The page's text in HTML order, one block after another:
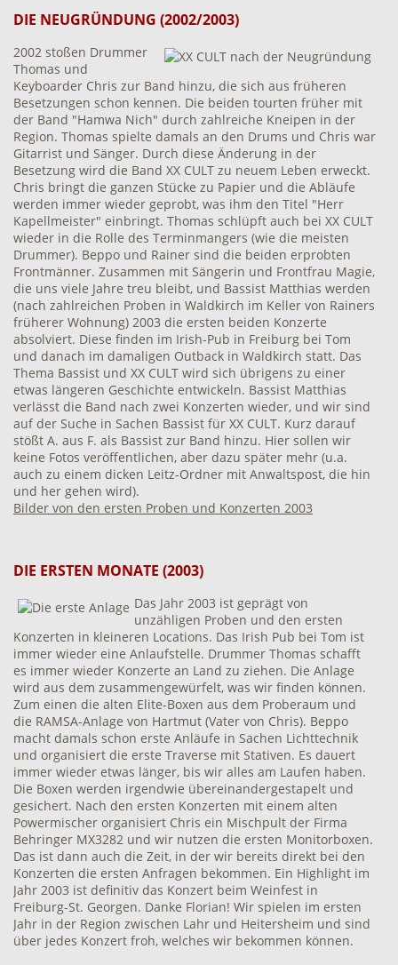
DIE NEUGRÜNDUNG (2002/2003)
2002 stoßen Drummer
Thomas und
Keyboarder Chris zur Band hinzu, die sich aus früheren
Besetzungen schon kennen. Die beiden tourten früher mit
der Band "Hamwa Nich" durch zahlreiche Kneipen in der
Region. Thomas spielte damals an den Drums und Chris war
Gitarrist und Sänger. Durch diese Änderung in der
Besetzung wird die Band XX CULT zu neuem Leben erweckt.
Chris bringt die ganzen Stücke zu Papier und die Abläufe
werden immer wieder geprobt, was ihm den Titel "Herr
Kapellmeister" einbringt. Thomas schlüpft auch bei XX CULT
wieder in die Rolle des Terminmangers (wie die meisten
Drummer). Beppo und Rainer sind die beiden erprobten
Frontmänner. Zusammen mit Sängerin und Frontfrau Magie,
die uns viele Jahre treu bleibt, und Bassist Matthias werden
(nach zahlreichen Proben in Waldkirch im Keller von Rainers
früherer Wohnung) 2003 die ersten beiden Konzerte
absolviert. Diese finden im Irish-Pub in Freiburg bei Tom
und danach im damaligen Outback in Waldkirch statt. Das
Thema Bassist und XX CULT wird sich übrigens zu einer
etwas längeren Geschichte entwickeln. Bassist Matthias
verlässt die Band nach zwei Konzerten wieder, und wir sind
auf der Suche in Sachen Bassist für XX CULT. Kurz darauf
stößt A. aus F. als Bassist zur Band hinzu. Hier sollen wir
keine Fotos veröffentlichen, aber dazu später mehr (u.a.
auch zu einem dicken Leitz-Ordner mit Anwaltspost, die hin
und her gehen wird).
Bilder von den ersten Proben und Konzerten 2003
DIE ERSTEN MONATE (2003)
Das Jahr 2003 ist geprägt von
unzähligen Proben und den ersten
Konzerten in kleineren Locations. Das Irish Pub bei Tom ist
immer wieder eine Anlaufstelle. Drummer Thomas schafft
es immer wieder Konzerte an Land zu ziehen. Die Anlage
wird aus dem zusammengewürfelt, was wir finden können.
Zum einen die alten Elite-Boxen aus dem Proberaum und
die RAMSA-Anlage von Hartmut (Vater von Chris). Beppo
macht damals schon erste Anläufe in Sachen Lichttechnik
und organisiert die erste Traverse mit Stativen. Es dauert
immer wieder etwas länger, bis wir alles am Laufen haben.
Die Boxen werden irgendwie übereinandergestapelt und
gesichert. Nach den ersten Konzerten mit einem alten
Powermischer organisiert Chris ein Mischpult der Firma
Behringer MX3282 und wir nutzen die ersten Monitorboxen.
Das ist dann auch die Zeit, in der wir bereits direkt bei den
Konzerten die ersten Anfragen bekommen. Ein Highlight im
Jahr 2003 ist definitiv das Konzert beim Weinfest in
Freiburg-St. Georgen. Danke Florian! Wir spielen im ersten
Jahr in der Region zwischen Lahr und Heitersheim und sind
über jedes Konzert froh, welches wir bekommen können.